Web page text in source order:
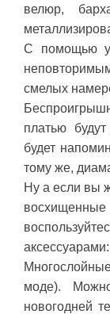
велюр,
С помощью
смелых
платью
будет
тому же,
Ну а если вы
аксессуарами:
моде).
новогодней